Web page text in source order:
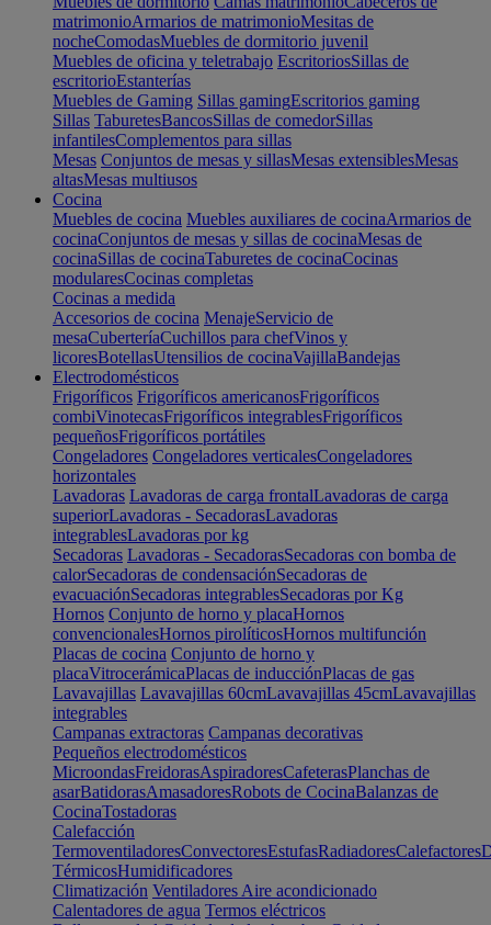
matrimonioArmarios de matrimonioMesitas de
nocheComodasMuebles de dormitorio juvenil
Muebles de oficina y teletrabajo EscritoriosSillas de
escritorioEstanterías
Muebles de Gaming Sillas gamingEscritorios gaming
Sillas TaburetesBancosSillas de comedorSillas
infantilesComplementos para sillas
Mesas Conjuntos de mesas y sillasMesas extensiblesMesas
altasMesas multiusos
Cocina
Muebles de cocina Muebles auxiliares de cocinaArmarios de
cocinaConjuntos de mesas y sillas de cocinaMesas de
cocinaSillas de cocinaTaburetes de cocinaCocinas
modularesCocinas completas
Cocinas a medida
Accesorios de cocina MenajeServicio de
mesaCuberteríaCuchillos para chefVinos y
licoresBotellasUtensilios de cocinaVajillaBandejas
Electrodomésticos
Frigoríficos Frigoríficos americanosFrigoríficos
combiVinotecasFrigoríficos integrablesFrigoríficos
pequeñosFrigoríficos portátiles
Congeladores Congeladores verticalesCongeladores
horizontales
Lavadoras Lavadoras de carga frontalLavadoras de carga
superiorLavadoras - SecadorasLavadoras
integrablesLavadoras por kg
Secadoras Lavadoras - SecadorasSecadoras con bomba de
calorSecadoras de condensaciónSecadoras de
evacuaciónSecadoras integrablesSecadoras por Kg
Hornos Conjunto de horno y placaHornos
convencionalesHornos pirolíticosHornos multifunción
Placas de cocina Conjunto de horno y
placaVitrocerámicaPlacas de inducciónPlacas de gas
Lavavajillas Lavavajillas 60cmLavavajillas 45cmLavavajillas
integrables
Campanas extractoras Campanas decorativas
Pequeños electrodomésticos
MicroondasFreidorasAspiradoresCafeterasPlanchas de
asarBatidorasAmasadoresRobots de CocinaBalanzas de
CocinaTostadoras
Calefacción
TermoventiladoresConvectoresEstufasRadiadoresCalefactores
TérmicosHumidificadores
Climatización Ventiladores Aire acondicionado
Calentadores de agua Termos eléctricos